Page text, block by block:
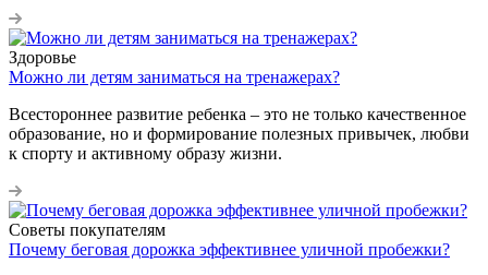
Здоровье
Можно ли детям заниматься на тренажерах?
Всестороннее развитие ребенка – это не только качественное
образование, но и формирование полезных привычек, любви
к спорту и активному образу жизни.
Советы покупателям
Почему беговая дорожка эффективнее уличной пробежки?